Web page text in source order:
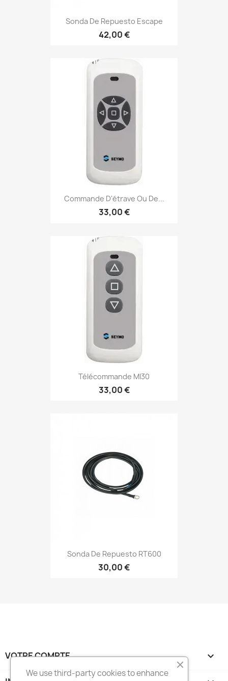
Sonda De Repuesto Escape
42,00 €
Commande D'étrave Ou De...
33,00 €
Télécommande MI30
33,00 €
Sonda De Repuesto RT600
30,00 €
VOTRE COMPTE 
We use third-party cookies to enhance